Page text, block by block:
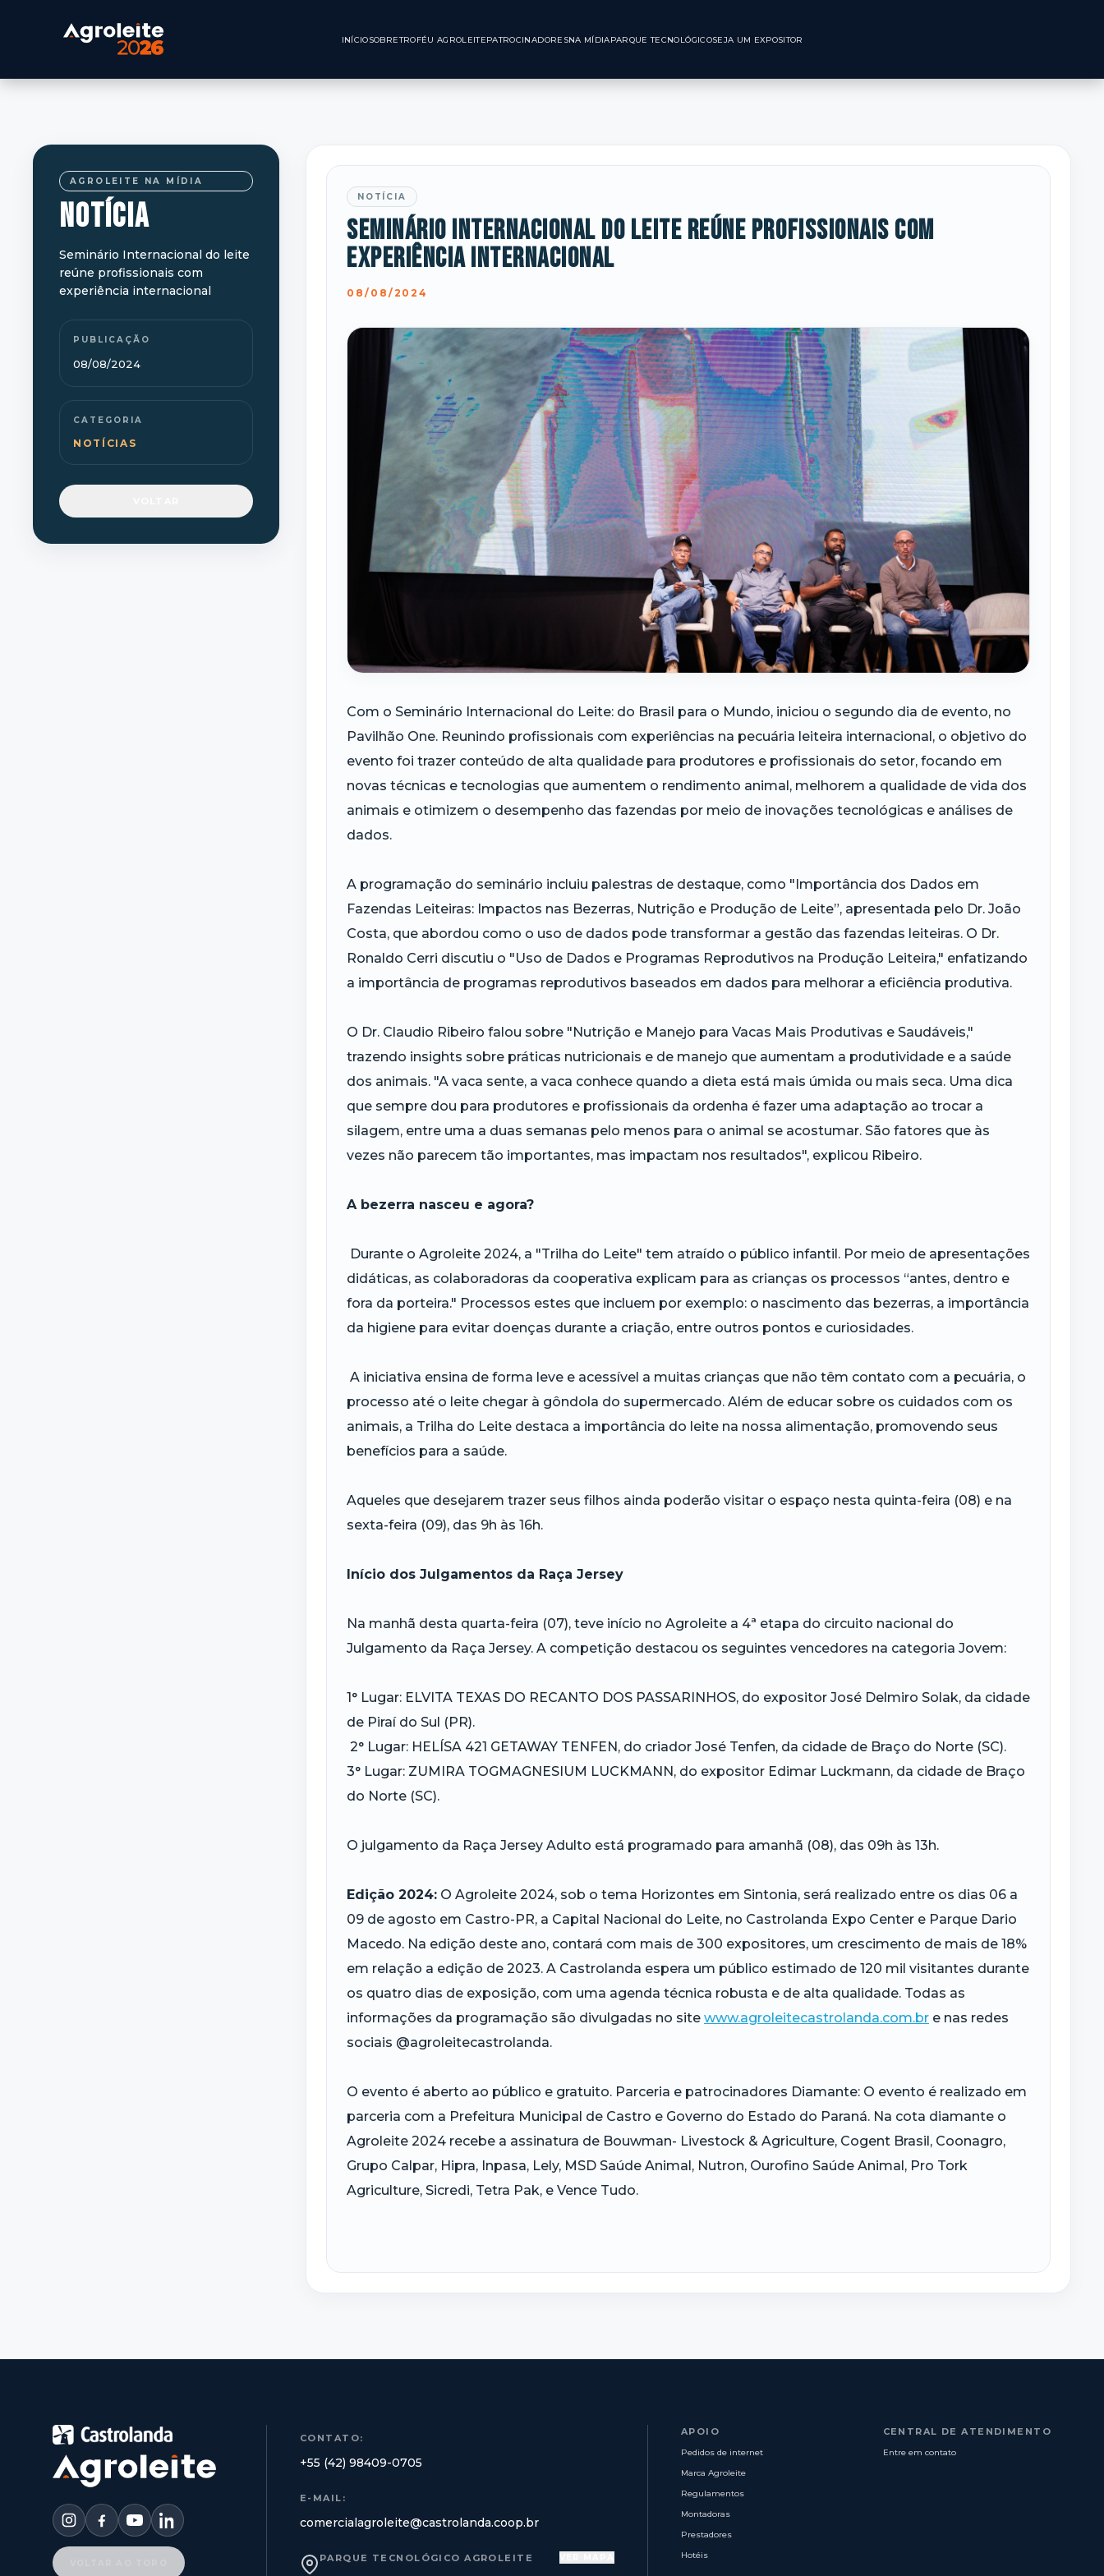
INÍCIOSOBRETROFÉU AGROLEITEPATROCINADORESNA MÍDIAPARQUE TECNOLÓGICOSEJA UM EXPOSITOR
AGROLEITE NA MÍDIA
NOTÍCIA
Seminário Internacional do leite
reúne profissionais com
experiência internacional
PUBLICAÇÃO
08/08/2024
CATEGORIA
NOTÍCIAS
NOTÍCIA
Seminário Internacional do leite reúne profissionais com
experiência internacional
08/08/2024
Com o Seminário Internacional do Leite: do Brasil para o Mundo, iniciou o segundo dia de evento, no
Pavilhão One. Reunindo profissionais com experiências na pecuária leiteira internacional, o objetivo do
evento foi trazer conteúdo de alta qualidade para produtores e profissionais do setor, focando em
novas técnicas e tecnologias que aumentem o rendimento animal, melhorem a qualidade de vida dos
animais e otimizem o desempenho das fazendas por meio de inovações tecnológicas e análises de
dados.
A programação do seminário incluiu palestras de destaque, como "Importância dos Dados em
Fazendas Leiteiras: Impactos nas Bezerras, Nutrição e Produção de Leite”, apresentada pelo Dr. João
Costa, que abordou como o uso de dados pode transformar a gestão das fazendas leiteiras. O Dr.
Ronaldo Cerri discutiu o "Uso de Dados e Programas Reprodutivos na Produção Leiteira," enfatizando
a importância de programas reprodutivos baseados em dados para melhorar a eficiência produtiva.
O Dr. Claudio Ribeiro falou sobre "Nutrição e Manejo para Vacas Mais Produtivas e Saudáveis,"
trazendo insights sobre práticas nutricionais e de manejo que aumentam a produtividade e a saúde
dos animais. "A vaca sente, a vaca conhece quando a dieta está mais úmida ou mais seca. Uma dica
que sempre dou para produtores e profissionais da ordenha é fazer uma adaptação ao trocar a
silagem, entre uma a duas semanas pelo menos para o animal se acostumar. São fatores que às
vezes não parecem tão importantes, mas impactam nos resultados", explicou Ribeiro.
A bezerra nasceu e agora?
Durante o Agroleite 2024, a "Trilha do Leite" tem atraído o público infantil. Por meio de apresentações
didáticas, as colaboradoras da cooperativa explicam para as crianças os processos “antes, dentro e
fora da porteira." Processos estes que incluem por exemplo: o nascimento das bezerras, a importância
da higiene para evitar doenças durante a criação, entre outros pontos e curiosidades.
A iniciativa ensina de forma leve e acessível a muitas crianças que não têm contato com a pecuária, o
processo até o leite chegar à gôndola do supermercado. Além de educar sobre os cuidados com os
animais, a Trilha do Leite destaca a importância do leite na nossa alimentação, promovendo seus
benefícios para a saúde.
Aqueles que desejarem trazer seus filhos ainda poderão visitar o espaço nesta quinta-feira (08) e na
sexta-feira (09), das 9h às 16h.
Início dos Julgamentos da Raça Jersey
Na manhã desta quarta-feira (07), teve início no Agroleite a 4ª etapa do circuito nacional do
Julgamento da Raça Jersey. A competição destacou os seguintes vencedores na categoria Jovem:
1° Lugar: ELVITA TEXAS DO RECANTO DOS PASSARINHOS, do expositor José Delmiro Solak, da cidade
de Piraí do Sul (PR).
2° Lugar: HELÍSA 421 GETAWAY TENFEN, do criador José Tenfen, da cidade de Braço do Norte (SC).
3° Lugar: ZUMIRA TOGMAGNESIUM LUCKMANN, do expositor Edimar Luckmann, da cidade de Braço
do Norte (SC).
O julgamento da Raça Jersey Adulto está programado para amanhã (08), das 09h às 13h.
Edição 2024: O Agroleite 2024, sob o tema Horizontes em Sintonia, será realizado entre os dias 06 a
09 de agosto em Castro-PR, a Capital Nacional do Leite, no Castrolanda Expo Center e Parque Dario
Macedo. Na edição deste ano, contará com mais de 300 expositores, um crescimento de mais de 18%
em relação a edição de 2023. A Castrolanda espera um público estimado de 120 mil visitantes durante
os quatro dias de exposição, com uma agenda técnica robusta e de alta qualidade. Todas as
informações da programação são divulgadas no site www.agroleitecastrolanda.com.br e nas redes
sociais @agroleitecastrolanda.
O evento é aberto ao público e gratuito. Parceria e patrocinadores Diamante: O evento é realizado em
parceria com a Prefeitura Municipal de Castro e Governo do Estado do Paraná. Na cota diamante o
Agroleite 2024 recebe a assinatura de Bouwman- Livestock & Agriculture, Cogent Brasil, Coonagro,
Grupo Calpar, Hipra, Inpasa, Lely, MSD Saúde Animal, Nutron, Ourofino Saúde Animal, Pro Tork
Agriculture, Sicredi, Tetra Pak, e Vence Tudo.
CONTATO:
+55 (42) 98409-0705
E-MAIL:
comercialagroleite@castrolanda.coop.br
PARQUE TECNOLÓGICO AGROLEITE
APOIO
Pedidos de internet
Marca Agroleite
Regulamentos
Montadoras
Prestadores
Hotéis
CENTRAL DE ATENDIMENTO
Entre em contato